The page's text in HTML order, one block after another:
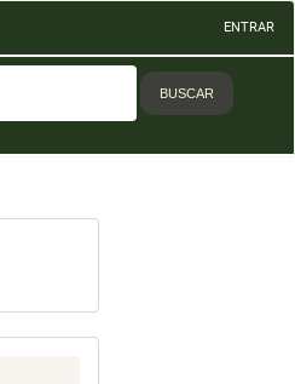
ENTRAR
BUSCAR